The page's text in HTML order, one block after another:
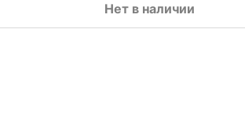
Нет в наличии